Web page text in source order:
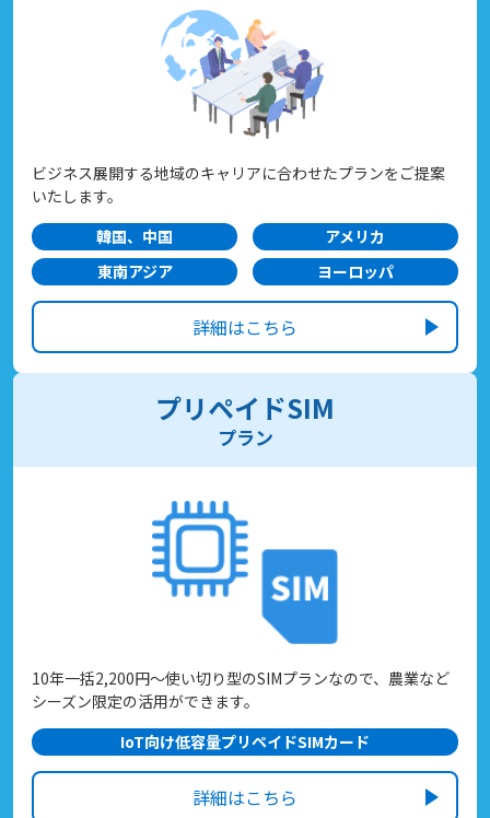
ビジネス展開する地域のキャリアに合わせたプランをご提案
いたします。
韓国、中国
アメリカ
東南アジア
ヨーロッパ
詳細はこちら
プリペイドSIM
プラン
10年一括2,200円～使い切り型のSIMプランなので、農業など
シーズン限定の活用ができます。
IoT向け低容量プリペイドSIMカード
詳細はこちら